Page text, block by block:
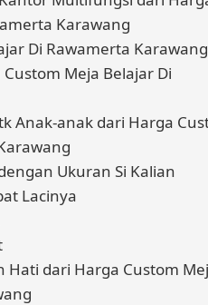
Karawang
Di Rawamerta Karawang
Meja Belajar Di
Anak-anak dari Harga
Ukuran Si Kalian
Lacinya
Hati dari Harga Custom